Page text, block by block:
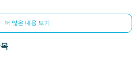
더 많은 내용 보기